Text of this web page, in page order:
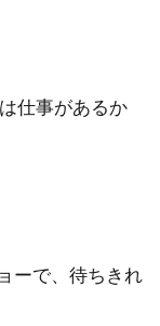
仕事があるか
ーで、待ちきれ